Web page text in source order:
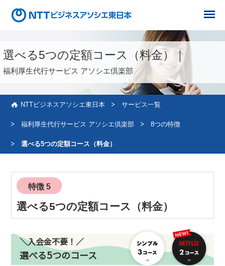
ー
バ
ー
バ
選べる5つの定額コース（料金）｜
福利厚生代行サービス アソシエ倶楽部
NTTビジネスアソシエ東日本 サービス一覧
福利厚生代行サービス アソシエ倶楽部 8つの特徴
選べる5つの定額コース（料金）
特徴 5
選べる5つの定額コース（料金）
＼入会金不要！／
選べる5つのコース